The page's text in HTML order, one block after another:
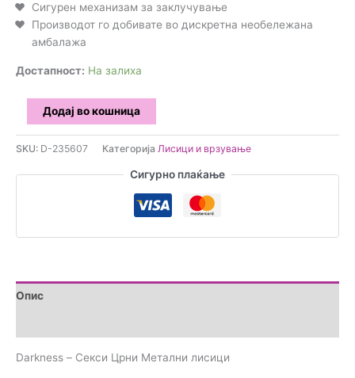
Сигурен механизам за заклучување
Производот го добивате во дискретна необележана
амбалажа
Достапност: На залиха
Darkness
Метални
Додај во кошница
SKU: D-235607 Категорија Лисици и врзување
Сигурно плаќање
Опис
Darkness – Секси Црни Метални лисици